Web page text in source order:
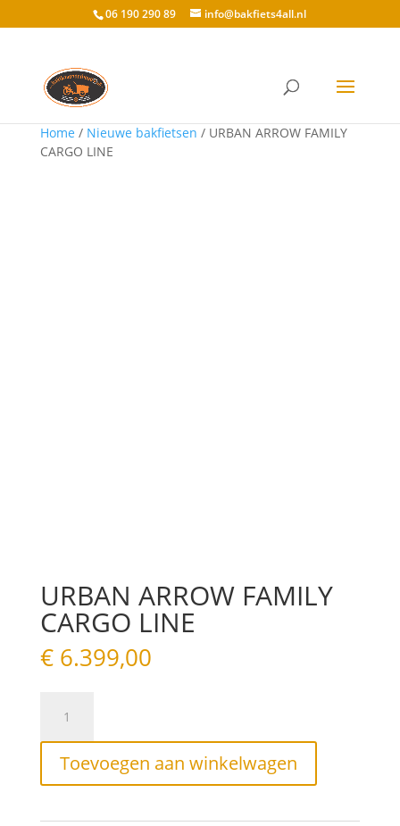
06 190 290 89 info@bakfiets4all.nl
Home / Nieuwe bakfietsen / URBAN ARROW FAMILY
CARGO LINE
URBAN ARROW FAMILY
CARGO LINE
€6.399,00
ARROW
FAMILY
CARGO
LINE
Toevoegen aan winkelwagen